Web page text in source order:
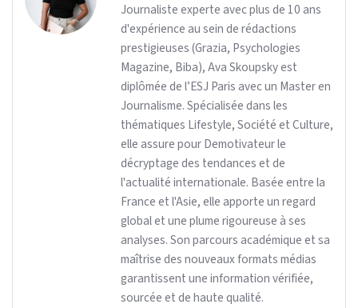
Journaliste experte avec plus de 10 ans
d'expérience au sein de rédactions
prestigieuses (Grazia, Psychologies
Magazine, Biba), Ava Skoupsky est
diplômée de l’ESJ Paris avec un Master en
Journalisme. Spécialisée dans les
thématiques Lifestyle, Société et Culture,
elle assure pour Demotivateur le
décryptage des tendances et de
l'actualité internationale. Basée entre la
France et l'Asie, elle apporte un regard
global et une plume rigoureuse à ses
analyses. Son parcours académique et sa
maîtrise des nouveaux formats médias
garantissent une information vérifiée,
sourcée et de haute qualité.